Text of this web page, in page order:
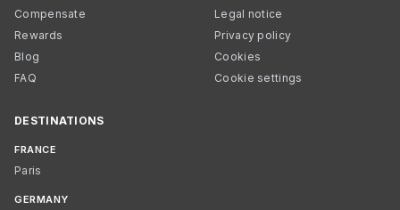
Compensate
Rewards
Blog
FAQ
Legal notice
Privacy policy
Cookies
Cookie settings
DESTINATIONS
FRANCE
Paris
GERMANY